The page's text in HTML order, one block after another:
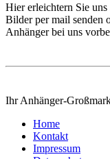
Hier erleichtern Sie
Bilder per mail senden
Anhänger bei uns
Ihr Anhänger-
Home
Kontakt
Impressum